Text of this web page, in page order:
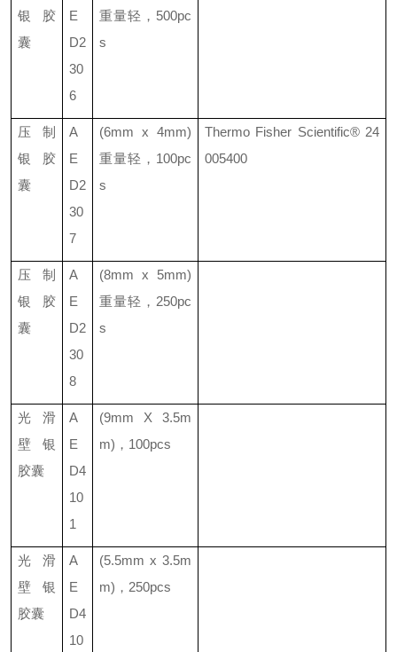
银胶
囊
E
D2
30
6
重量轻 ， 500pc
s
压制
银胶
囊
A
E
D2
30
7
(6mm x 4mm)
重量轻 ， 100pc
s
Thermo Fisher Scientific®24
005400
压制
银胶
囊
A
E
D2
30
8
(8mm x 5mm)
重量轻 ， 250pc
s
光滑
壁银
胶囊
A
E
D4
10
1
(9mm X 3.5m
m) ， 100pcs
光滑
壁银
胶囊
A
E
D4
10
(5.5mm x 3.5m
m) ， 250pcs